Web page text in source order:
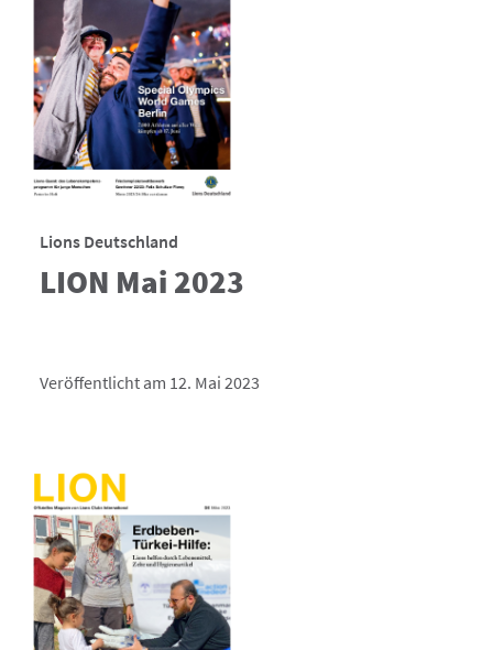
Lions Deutschland
LION Mai 2023
Veröffentlicht am 12. Mai 2023